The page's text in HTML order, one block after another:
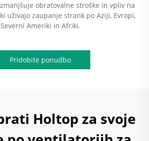
obratovalne stroške in vpliv na
uživajo zaupanje strank po Aziji, Evropi,
Severni Ameriki in Afriki.
Pridobite ponudbo
Holtop za svoje